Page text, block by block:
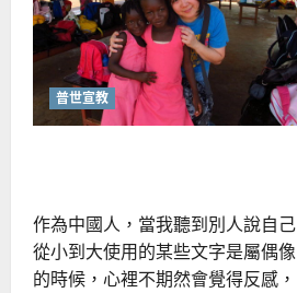
的
農
曆
新
年
｜
余
自
普世宣教
作為中國人，當我聽到別人說自己
從小到大使用的某些文字是屬偶像
的時候，心裡不期然會覺得反感，